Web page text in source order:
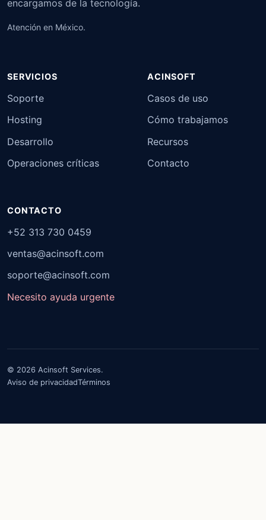
encargamos de la tecnología.
Atención en México.
SERVICIOS
Soporte
Hosting
Desarrollo
Operaciones críticas
ACINSOFT
Casos de uso
Cómo trabajamos
Recursos
Contacto
CONTACTO
+52 313 730 0459
ventas@acinsoft.com
soporte@acinsoft.com
Necesito ayuda urgente
© 2026 Acinsoft Services.
Aviso de privacidadTérminos